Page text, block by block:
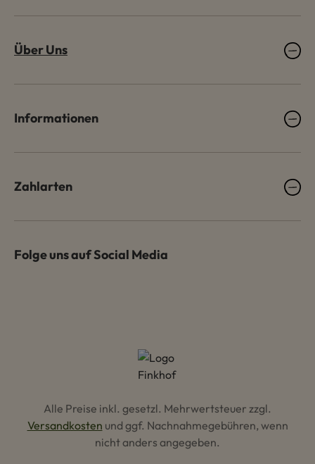
Über Uns
Informationen
Zahlarten
Folge uns auf Social Media
Alle Preise inkl. gesetzl. Mehrwertsteuer zzgl.
Versandkosten und ggf. Nachnahmegebühren, wenn
nicht anders angegeben.